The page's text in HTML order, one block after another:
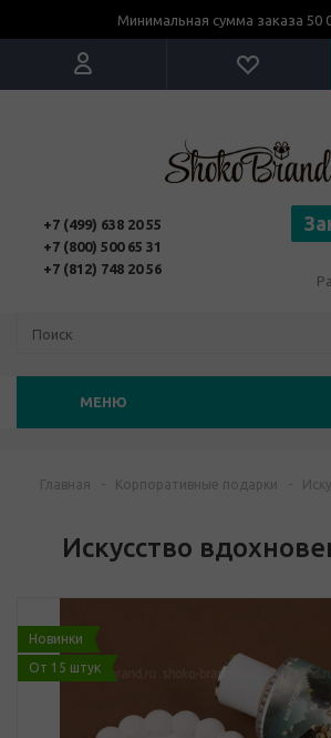
Минимальная сумма заказа 50
+7 (499) 638 20 55
+7 (800) 500 65 31
+7 (812) 748 20 56
МЕНЮ
Главная - Корпоративные подарки -
Искусство
Новинки
От 15 штук